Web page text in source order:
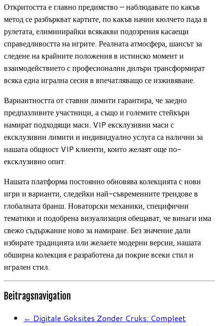
Откритостта е главно предимство – наблюдавате по какъв
метод се разбъркват картите, по какъв начин кюлчето пада в
рулетата, елиминирайки всякакви подозрения касаещи
справедливостта на игрите. Реалната атмосфера, шансът за
следене на крайните положения в истинско момент и
взаимодействието с професионални дилъри трансформират
всяка една игрална сесия в впечатляващо се изживяване.
Вариантността от ставни лимити гарантира, че заедно
предпазливите участници, а също и големите стейкъри
намират подходящи маси. VIP ексклузивни маси с
ексклузивни лимити и индивидуално услуга са налични за
нашата общност VIP клиенти, които желаят още по-
ексклузивно опит.
Нашата платформа постоянно обновява колекцията с нови
игри и варианти, следейки най-съвременните трендове в
глобалната бранш. Новаторски механики, специфични
тематики и подобрена визуализация обещават, че винаги има
свежо съдържание ново за намиране. Без значение дали
избирате традицията или желаете модерни версии, нашата
обширна колекция е разработена да покрие всеки стил и
игрален стил.
Beitragsnavigation
← Digitale Goksites Zonder Cruks: Compleet